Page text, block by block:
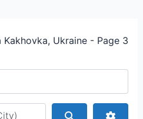
Ukraine - Page 3